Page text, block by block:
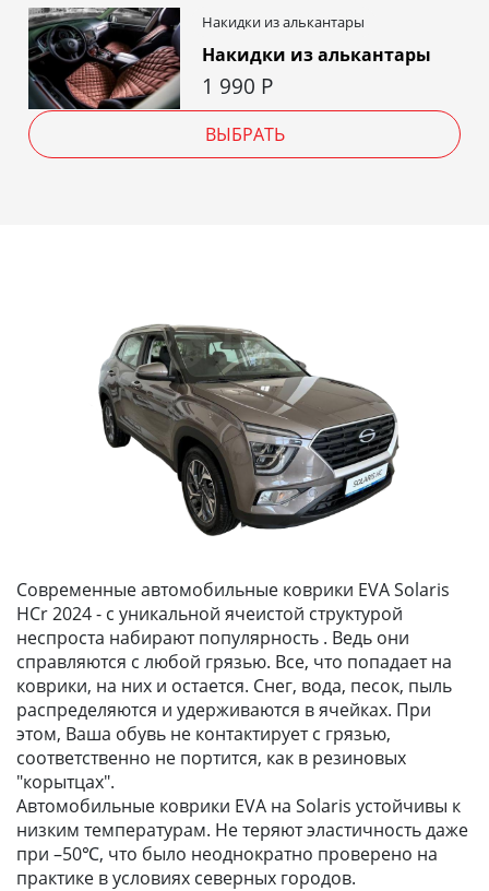
Накидки из алькантары
Накидки из алькантары
1 990 Р
ВЫБРАТЬ
Современные автомобильные коврики EVA Solaris
HCr 2024 - с уникальной ячеистой структурой
неспроста набирают популярность . Ведь они
справляются с любой грязью. Все, что попадает на
коврики, на них и остается. Снег, вода, песок, пыль
распределяются и удерживаются в ячейках. При
этом, Ваша обувь не контактирует с грязью,
соответственно не портится, как в резиновых
"корытцах".
Автомобильные коврики EVA на Solaris устойчивы к
низким температурам. Не теряют эластичность даже
при –50℃, что было неоднократно проверено на
практике в условиях северных городов.